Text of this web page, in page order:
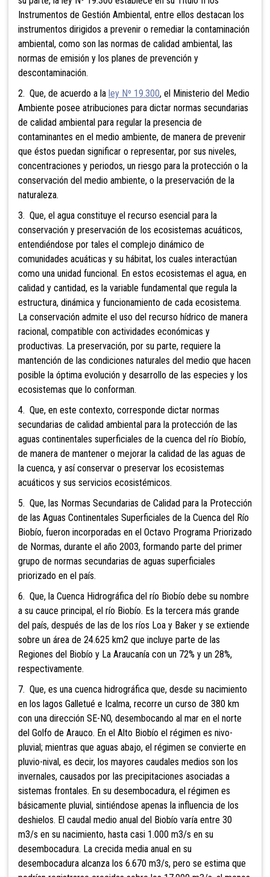
Instrumentos de Gestión Ambiental, entre ellos destacan los
instrumentos dirigidos a prevenir o remediar la contaminación
ambiental, como son las normas de calidad ambiental, las
normas de emisión y los planes de prevención y
descontaminación.
2. Que, de acuerdo a la ley Nº 19.300, el Ministerio del Medio
Ambiente posee atribuciones para dictar normas secundarias
de calidad ambiental para regular la presencia de
contaminantes en el medio ambiente, de manera de prevenir
que éstos puedan significar o representar, por sus niveles,
concentraciones y periodos, un riesgo para la protección o la
conservación del medio ambiente, o la preservación de la
naturaleza.
3. Que, el agua constituye el recurso esencial para la
conservación y preservación de los ecosistemas acuáticos,
entendiéndose por tales el complejo dinámico de
comunidades acuáticas y su hábitat, los cuales interactúan
como una unidad funcional. En estos ecosistemas el agua, en
calidad y cantidad, es la variable fundamental que regula la
estructura, dinámica y funcionamiento de cada ecosistema.
La conservación admite el uso del recurso hídrico de manera
racional, compatible con actividades económicas y
productivas. La preservación, por su parte, requiere la
mantención de las condiciones naturales del medio que hacen
posible la óptima evolución y desarrollo de las especies y los
ecosistemas que lo conforman.
4. Que, en este contexto, corresponde dictar normas
secundarias de calidad ambiental para la protección de las
aguas continentales superficiales de la cuenca del río Biobío,
de manera de mantener o mejorar la calidad de las aguas de
la cuenca, y así conservar o preservar los ecosistemas
acuáticos y sus servicios ecosistémicos.
5. Que, las Normas Secundarias de Calidad para la Protección
de las Aguas Continentales Superficiales de la Cuenca del Río
Biobío, fueron incorporadas en el Octavo Programa Priorizado
de Normas, durante el año 2003, formando parte del primer
grupo de normas secundarias de aguas superficiales
priorizado en el país.
6. Que, la Cuenca Hidrográfica del río Biobío debe su nombre
a su cauce principal, el río Biobío. Es la tercera más grande
del país, después de las de los ríos Loa y Baker y se extiende
sobre un área de 24.625 km2 que incluye parte de las
Regiones del Biobío y La Araucanía con un 72% y un 28%,
respectivamente.
7. Que, es una cuenca hidrográfica que, desde su nacimiento
en los lagos Galletué e Icalma, recorre un curso de 380 km
con una dirección SE-NO, desembocando al mar en el norte
del Golfo de Arauco. En el Alto Biobío el régimen es nivo-
pluvial; mientras que aguas abajo, el régimen se convierte en
pluvio-nival, es decir, los mayores caudales medios son los
invernales, causados por las precipitaciones asociadas a
sistemas frontales. En su desembocadura, el régimen es
básicamente pluvial, sintiéndose apenas la influencia de los
deshielos. El caudal medio anual del Biobío varía entre 30
m3/s en su nacimiento, hasta casi 1.000 m3/s en su
desembocadura. La crecida media anual en su
desembocadura alcanza los 6.670 m3/s, pero se estima que